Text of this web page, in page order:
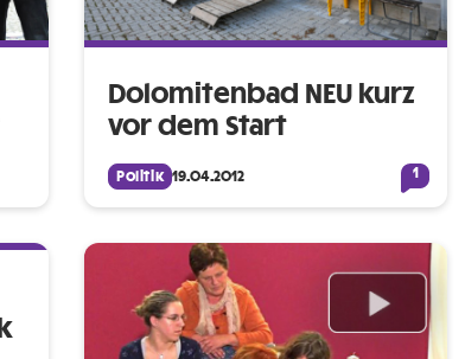
Dolomitenbad NEU kurz
vor dem Start
Politik 19.04.2012 1